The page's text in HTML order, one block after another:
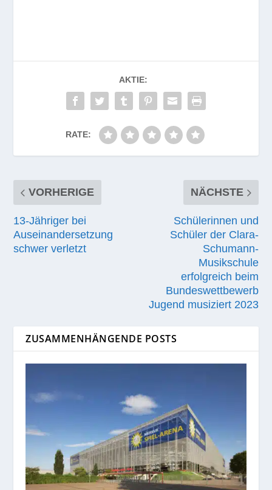
AKTIE:
RATE:
VORHERIGE
13-Jähriger bei
Auseinandersetzung
schwer verletzt
NÄCHSTE
Schülerinnen und
Schüler der Clara-
Schumann-
Musikschule
erfolgreich beim
Bundeswettbewerb
Jugend musiziert 2023
ZUSAMMENHÄNGENDE POSTS